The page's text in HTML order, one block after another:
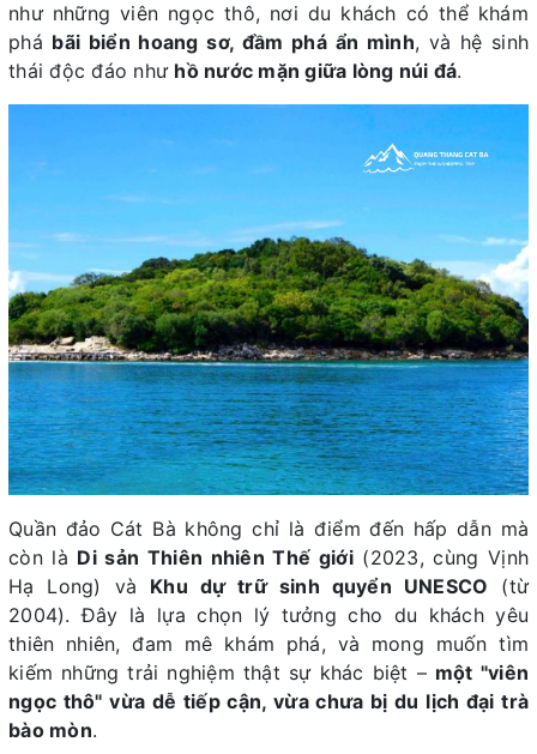
như những viên ngọc thô, nơi du khách có thể khám
phá bãi biển hoang sơ, đầm phá ẩn mình, và hệ sinh
thái độc đáo như hồ nước mặn giữa lòng núi đá.
Quần đảo Cát Bà không chỉ là điểm đến hấp dẫn mà
còn là Di sản Thiên nhiên Thế giới(2023, cùng Vịnh
Hạ Long) và Khu dự trữ sinh quyển UNESCO (từ
2004). Đây là lựa chọn lý tưởng cho du khách yêu
thiên nhiên, đam mê khám phá, và mong muốn tìm
kiếm những trải nghiệm thật sự khác biệt – một "viên
ngọc thô" vừa dễ tiếp cận, vừa chưa bị du lịch đại trà
bào mòn.